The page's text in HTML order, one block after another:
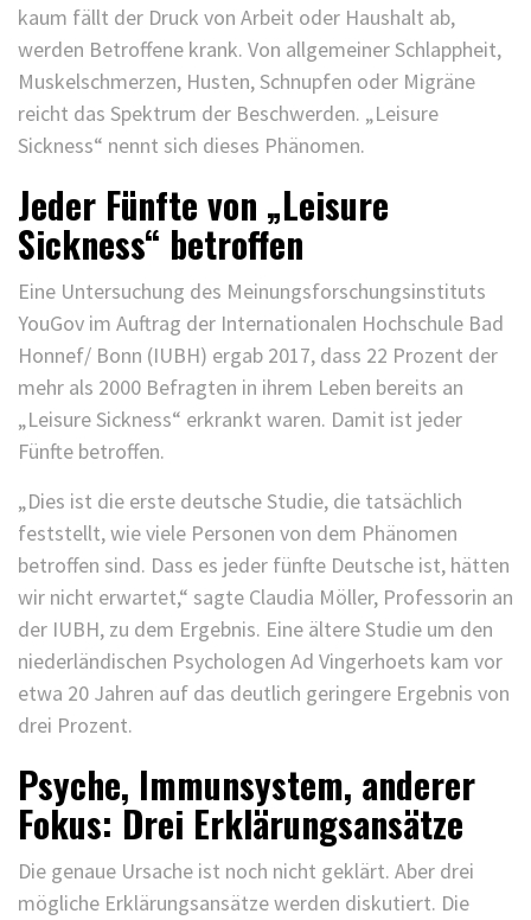
kaum fällt der Druck von Arbeit oder Haushalt ab,
werden Betroffene krank. Von allgemeiner Schlappheit,
Muskelschmerzen, Husten, Schnupfen oder Migräne
reicht das Spektrum der Beschwerden. „Leisure
Sickness“ nennt sich dieses Phänomen.
Jeder Fünfte von „Leisure
Sickness“ betroffen
Eine Untersuchung des Meinungsforschungsinstituts
YouGov im Auftrag der Internationalen Hochschule Bad
Honnef/ Bonn (IUBH) ergab 2017, dass 22 Prozent der
mehr als 2000 Befragten in ihrem Leben bereits an
„Leisure Sickness“ erkrankt waren. Damit ist jeder
Fünfte betroffen.
„Dies ist die erste deutsche Studie, die tatsächlich
feststellt, wie viele Personen von dem Phänomen
betroffen sind. Dass es jeder fünfte Deutsche ist, hätten
wir nicht erwartet,“ sagte Claudia Möller, Professorin an
der IUBH, zu dem Ergebnis. Eine ältere Studie um den
niederländischen Psychologen Ad Vingerhoets kam vor
etwa 20 Jahren auf das deutlich geringere Ergebnis von
drei Prozent.
Psyche, Immunsystem, anderer
Fokus: Drei Erklärungsansätze
Die genaue Ursache ist noch nicht geklärt. Aber drei
mögliche Erklärungsansätze werden diskutiert. Die